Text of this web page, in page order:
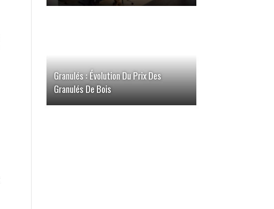
Granulés : Évolution Du Prix Des
Granulés De Bois